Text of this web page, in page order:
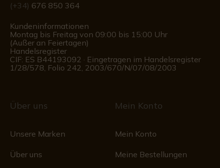
(+34) 676 850 364
Kundeninformationen
Montag bis Freitag von 09:00 bis 15:00 Uhr
(Außer an Feiertagen)
Handelsregister
CIF: ES B44193092 · Eingetragen im Handelsregister
1/28/578, Folio 242, 2003/670/N/07/08/2003
Über uns
Unsere Marken
Über uns
Mein Konto
Mein Konto
Meine Bestellungen